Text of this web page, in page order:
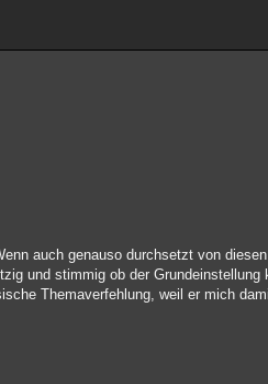
auch genauso durchsetzt von
und stimmig ob der
Themaverfehlung, weil er mich